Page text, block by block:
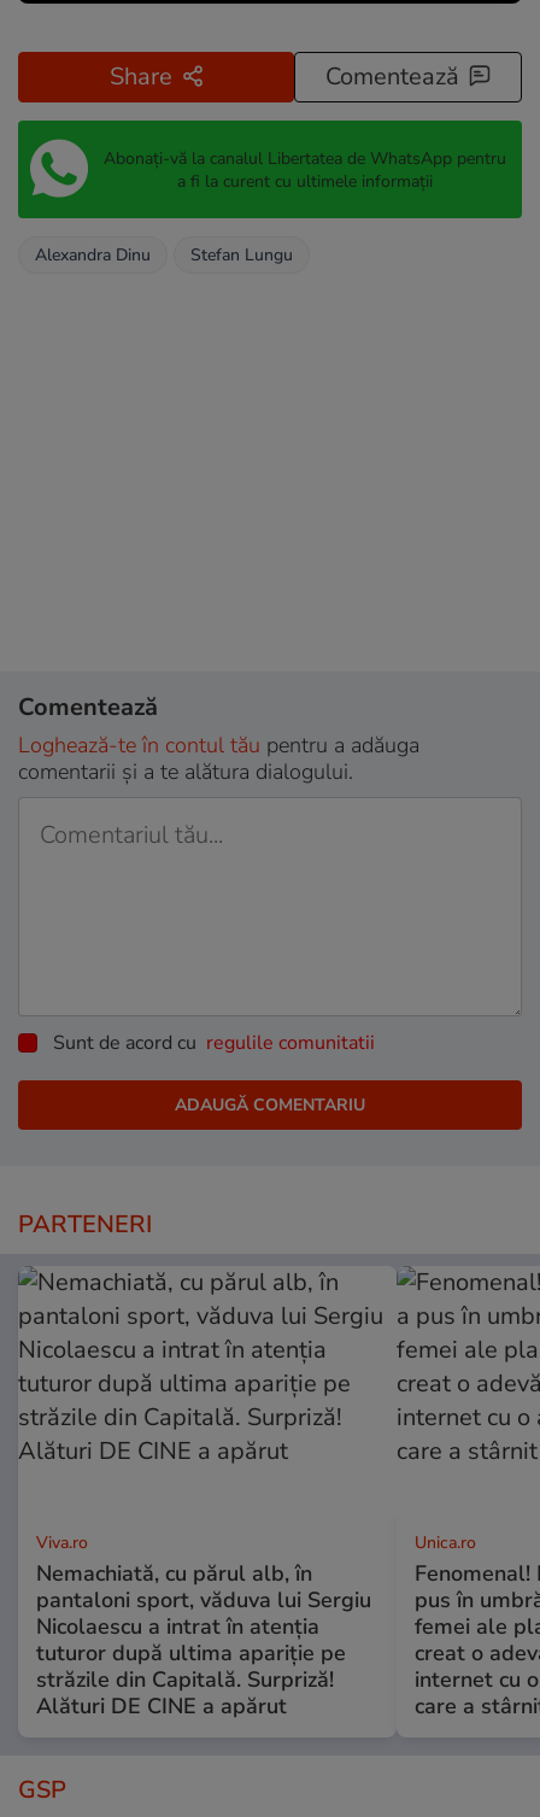
Share Comentează
Abonați-vă la canalul Libertatea de WhatsApp pentru
a fi la curent cu ultimele informații
Alexandra Dinu Stefan Lungu
Comentează
Loghează-te în contul tău pentru a adăuga
comentarii și a te alătura dialogului.
Sunt de acord cu regulile comunitatii
PARTENERI
Viva.ro
Nemachiată, cu părul alb, în
pantaloni sport, văduva lui Sergiu
Nicolaescu a intrat în atenția
tuturor după ultima apariție pe
străzile din Capitală. Surpriză!
Alături DE CINE a apărut
Unica.ro
pus în
femei ale
creat o
internet cu
care a
GSP